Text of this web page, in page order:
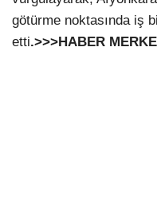
götürme noktasında iş
etti.>>>HABER